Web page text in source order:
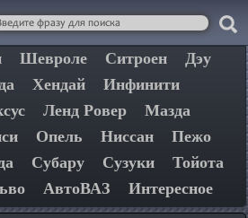
Шевроле Ситроен
Дэу
Хендай
Инфинити
Ленд Ровер
Мазда
Опель Ниссан
Пежо
Субару Сузуки
Тойота
АвтоВАЗ Интересное